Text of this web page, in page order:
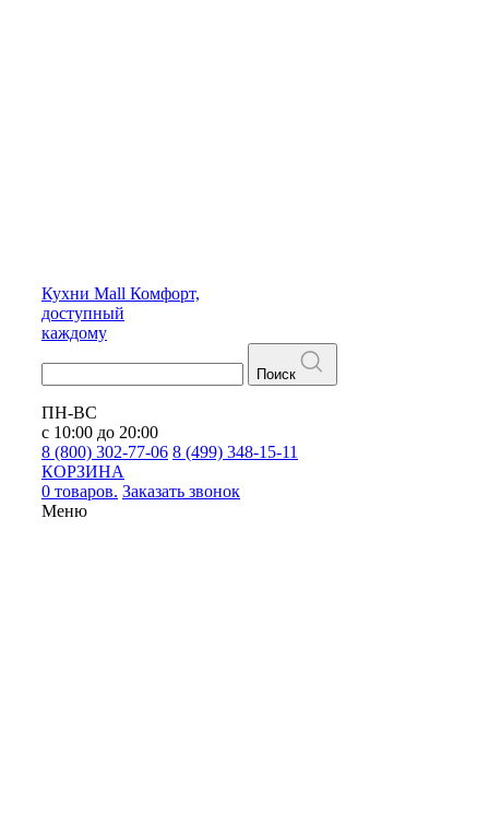
Кухни Mall Комфорт,
доступный
каждому
Поиск
ПН-ВС
с 10:00 до 20:00
8 (800) 302-77-06 8 (499) 348-15-11
КОРЗИНА
0 товаров. Заказать звонок
Меню